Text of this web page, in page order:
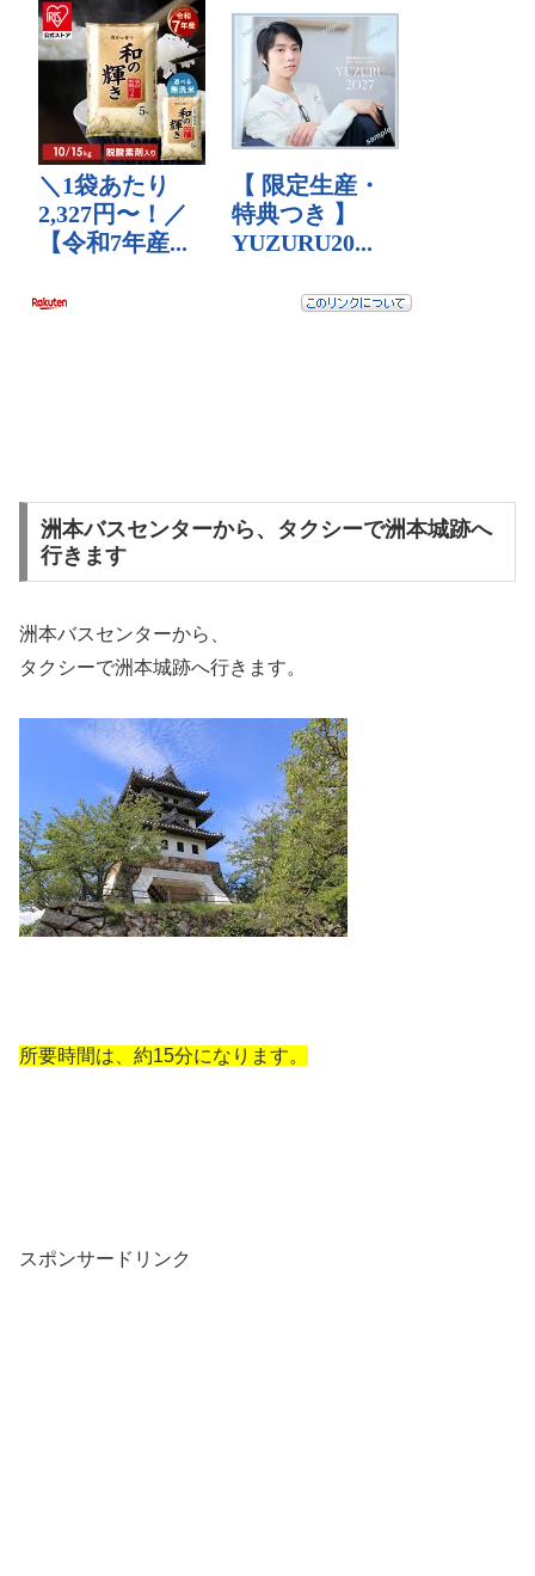
洲本バスセンターから、タクシーで洲本城跡へ
行きます
洲本バスセンターから、
タクシーで洲本城跡へ行きます。
所要時間は、約15分になります。
スポンサードリンク